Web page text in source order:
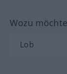
Wozu